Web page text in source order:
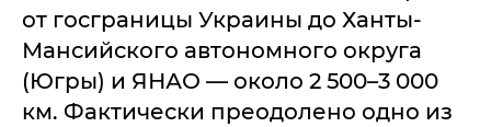
от госграницы Украины до Ханты-
Мансийского автономного округа
(Югры) и ЯНАО — около 2 500–3 000
км. Фактически преодолено одно из